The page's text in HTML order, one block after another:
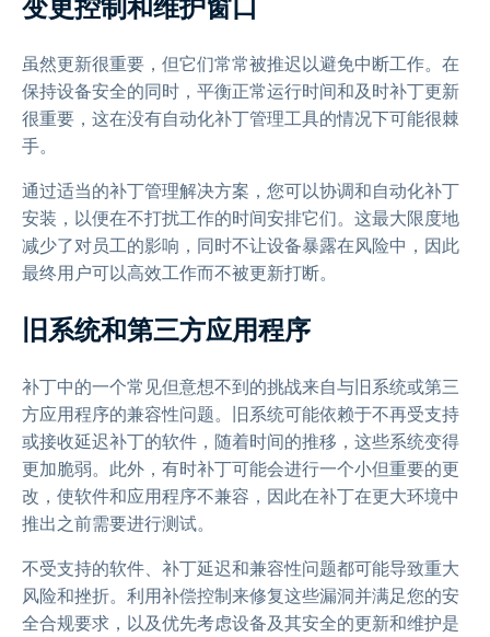
虽然更新很重要，但它们常常被推迟以避免中断工作。在
保持设备安全的同时，平衡正常运行时间和及时补丁更新
很重要，这在没有自动化补丁管理工具的情况下可能很棘
手。
通过适当的补丁管理解决方案，您可以协调和自动化补丁
安装，以便在不打扰工作的时间安排它们。这最大限度地
减少了对员工的影响，同时不让设备暴露在风险中，因此
最终用户可以高效工作而不被更新打断。
旧系统和第三方应用程序
补丁中的一个常见但意想不到的挑战来自与旧系统或第三
方应用程序的兼容性问题。旧系统可能依赖于不再受支持
或接收延迟补丁的软件，随着时间的推移，这些系统变得
更加脆弱。此外，有时补丁可能会进行一个小但重要的更
改，使软件和应用程序不兼容，因此在补丁在更大环境中
推出之前需要进行测试。
不受支持的软件、补丁延迟和兼容性问题都可能导致重大
风险和挫折。利用补偿控制来修复这些漏洞并满足您的安
全合规要求，以及优先考虑设备及其安全的更新和维护是